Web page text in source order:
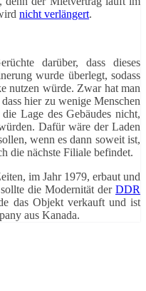
nicht verlängert.
darüber, dass dieses
wurde überlegt, sodass
nutzen würde. Zwar hat man
hier zu wenige Menschen
Lage des Gebäudes nicht,
Dafür wäre der Laden
wenn es dann soweit ist,
die nächste Filiale befindet.
im Jahr 1979, erbaut und
die Modernität der DDR
das Objekt verkauft und ist
aus Kanada.